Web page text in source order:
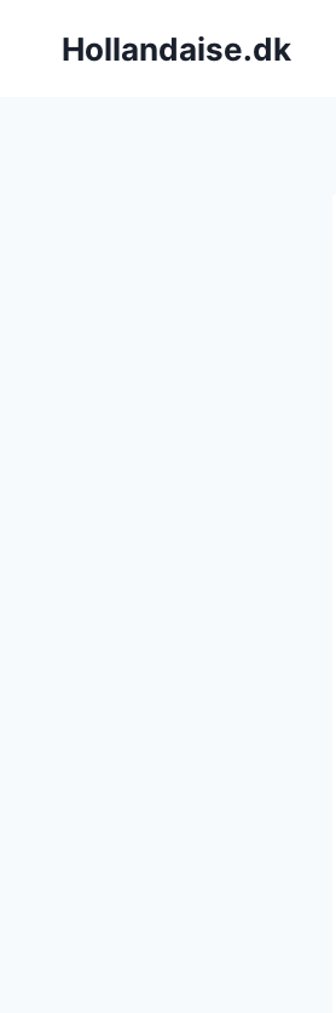
Hollandaise.dk